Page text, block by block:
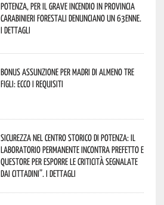
Potenza, per il grave incendio in Provincia
Carabinieri forestali denunciano un 63enne.
I dettagli
Bonus assunzione per madri di almeno tre
figli: ecco i requisiti
Sicurezza nel Centro Storico di Potenza: il
Laboratorio Permanente incontra Prefetto e
Questore per esporre le criticità segnalate
dai cittadini”. I dettagli